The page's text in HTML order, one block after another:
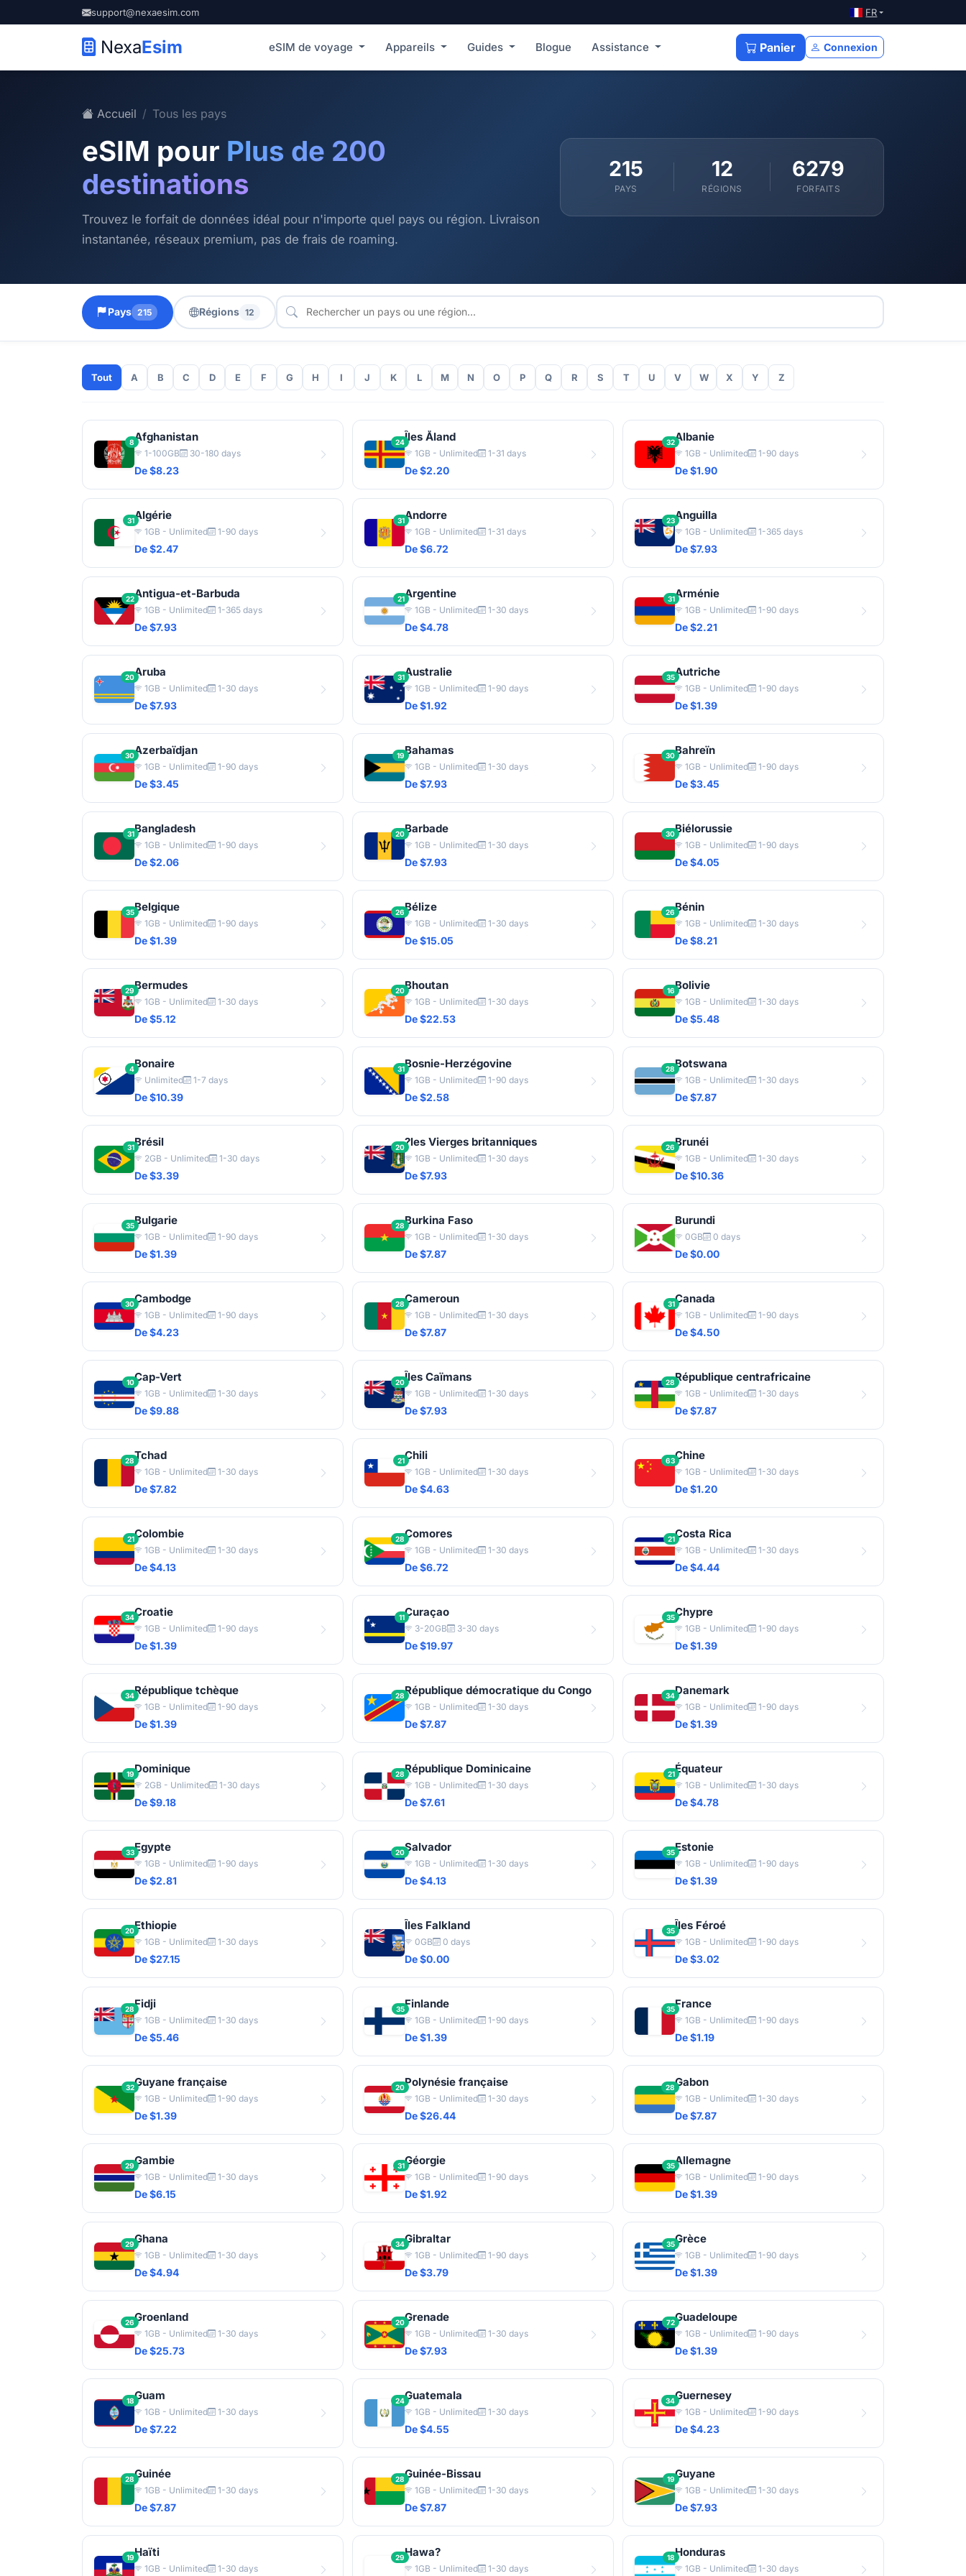
support@nexaesim.com FR
NexaEsim eSIM de voyage Appareils Guides Blogue Assistance Panier Connexion
Accueil Tous les pays
eSIM pour Plus de 200
destinations
Trouvez le forfait de données idéal pour n'importe quel pays ou région. Livraison
instantanée, réseaux premium, pas de frais de roaming.
215
PAYS
12
RÉGIONS
6279
FORFAITS
Pays 215 Régions 12
Tout A B C D E F G H I J K L M N O P Q R S T U V W X Y Z
8Afghanistan
1-100GB 30-180 days
De $8.23
24Îles Åland
1GB - Unlimited 1-31 days
De $2.20
32Albanie
1GB - Unlimited 1-90 days
De $1.90
31Algérie
1GB - Unlimited 1-90 days
De $2.47
31Andorre
1GB - Unlimited 1-31 days
De $6.72
23Anguilla
1GB - Unlimited 1-365 days
De $7.93
22Antigua-et-Barbuda
1GB - Unlimited 1-365 days
De $7.93
21Argentine
1GB - Unlimited 1-30 days
De $4.78
31Arménie
1GB - Unlimited 1-90 days
De $2.21
20Aruba
1GB - Unlimited 1-30 days
De $7.93
31Australie
1GB - Unlimited 1-90 days
De $1.92
35Autriche
1GB - Unlimited 1-90 days
De $1.39
30Azerbaïdjan
1GB - Unlimited 1-90 days
De $3.45
19Bahamas
1GB - Unlimited 1-30 days
De $7.93
30Bahreïn
1GB - Unlimited 1-90 days
De $3.45
31Bangladesh
1GB - Unlimited 1-90 days
De $2.06
20Barbade
1GB - Unlimited 1-30 days
De $7.93
30Biélorussie
1GB - Unlimited 1-90 days
De $4.05
35Belgique
1GB - Unlimited 1-90 days
De $1.39
26Bélize
1GB - Unlimited 1-30 days
De $15.05
26Bénin
1GB - Unlimited 1-30 days
De $8.21
29Bermudes
1GB - Unlimited 1-30 days
De $5.12
20Bhoutan
1GB - Unlimited 1-30 days
De $22.53
16Bolivie
1GB - Unlimited 1-30 days
De $5.48
4Bonaire
Unlimited 1-7 days
De $10.39
31Bosnie-Herzégovine
1GB - Unlimited 1-90 days
De $2.58
28Botswana
1GB - Unlimited 1-30 days
De $7.87
31Brésil
2GB - Unlimited 1-30 days
De $3.39
20?les Vierges britanniques
1GB - Unlimited 1-30 days
De $7.93
26Brunéi
1GB - Unlimited 1-30 days
De $10.36
35Bulgarie
1GB - Unlimited 1-90 days
De $1.39
28Burkina Faso
1GB - Unlimited 1-30 days
De $7.87
Burundi
0GB 0 days
De $0.00
30Cambodge
1GB - Unlimited 1-90 days
De $4.23
28Cameroun
1GB - Unlimited 1-30 days
De $7.87
31Canada
1GB - Unlimited 1-90 days
De $4.50
10Cap-Vert
1GB - Unlimited 1-30 days
De $9.88
20Îles Caïmans
1GB - Unlimited 1-30 days
De $7.93
28République centrafricaine
1GB - Unlimited 1-30 days
De $7.87
28Tchad
1GB - Unlimited 1-30 days
De $7.82
21Chili
1GB - Unlimited 1-30 days
De $4.63
63Chine
1GB - Unlimited 1-30 days
De $1.20
21Colombie
1GB - Unlimited 1-30 days
De $4.13
28Comores
1GB - Unlimited 1-30 days
De $6.72
21Costa Rica
1GB - Unlimited 1-30 days
De $4.44
34Croatie
1GB - Unlimited 1-90 days
De $1.39
11Curaçao
3-20GB 3-30 days
De $19.97
35Chypre
1GB - Unlimited 1-90 days
De $1.39
34République tchèque
1GB - Unlimited 1-90 days
De $1.39
28République démocratique du Congo
1GB - Unlimited 1-30 days
De $7.87
34Danemark
1GB - Unlimited 1-90 days
De $1.39
19Dominique
2GB - Unlimited 1-30 days
De $9.18
28République Dominicaine
1GB - Unlimited 1-30 days
De $7.61
21Équateur
1GB - Unlimited 1-30 days
De $4.78
33Egypte
1GB - Unlimited 1-90 days
De $2.81
20Salvador
1GB - Unlimited 1-30 days
De $4.13
35Estonie
1GB - Unlimited 1-90 days
De $1.39
20Ethiopie
1GB - Unlimited 1-30 days
De $27.15
Îles Falkland
0GB 0 days
De $0.00
35Îles Féroé
1GB - Unlimited 1-90 days
De $3.02
28Fidji
1GB - Unlimited 1-30 days
De $5.46
35Finlande
1GB - Unlimited 1-90 days
De $1.39
35France
1GB - Unlimited 1-90 days
De $1.19
32Guyane française
1GB - Unlimited 1-90 days
De $1.39
20Polynésie française
1GB - Unlimited 1-30 days
De $26.44
28Gabon
1GB - Unlimited 1-30 days
De $7.87
29Gambie
1GB - Unlimited 1-30 days
De $6.15
31Géorgie
1GB - Unlimited 1-90 days
De $1.92
35Allemagne
1GB - Unlimited 1-90 days
De $1.39
29Ghana
1GB - Unlimited 1-30 days
De $4.94
34Gibraltar
1GB - Unlimited 1-90 days
De $3.79
35Grèce
1GB - Unlimited 1-90 days
De $1.39
26Groenland
1GB - Unlimited 1-30 days
De $25.73
20Grenade
1GB - Unlimited 1-30 days
De $7.93
72Guadeloupe
1GB - Unlimited 1-90 days
De $1.39
18Guam
1GB - Unlimited 1-30 days
De $7.22
24Guatemala
1GB - Unlimited 1-30 days
De $4.55
34Guernesey
1GB - Unlimited 1-90 days
De $4.23
28Guinée
1GB - Unlimited 1-30 days
De $7.87
28Guinée-Bissau
1GB - Unlimited 1-30 days
De $7.87
19Guyane
1GB - Unlimited 1-30 days
De $7.93
19Haïti
1GB - Unlimited 1-30 days
29Hawa?
1GB - Unlimited 1-30 days
18Honduras
1GB - Unlimited 1-30 days